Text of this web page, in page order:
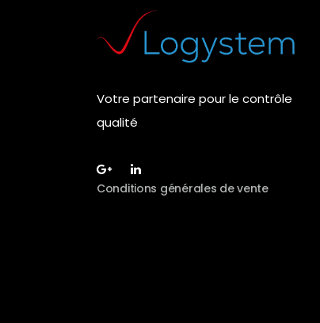
Votre partenaire pour le contrôle
qualité
Conditions générales de vente